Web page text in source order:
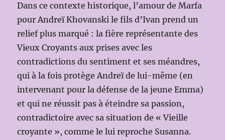
Dans ce contexte historique, l’amour de Marfa
pour Andreï Khovanski le fils d’Ivan prend un
relief plus marqué : la fière représentante des
Vieux Croyants aux prises avec les
contradictions du sentiment et ses méandres,
qui à la fois protège Andreï de lui-même (en
intervenant pour la défense de la jeune Emma)
et qui ne réussit pas à éteindre sa passion,
contradictoire avec sa situation de « Vieille
croyante », comme le lui reproche Susanna.